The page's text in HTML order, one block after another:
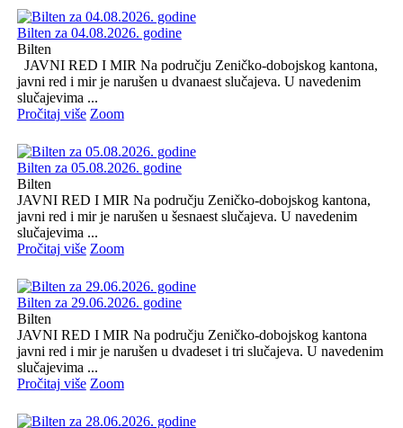
Bilten za 04.08.2026. godine
Bilten
JAVNI RED I MIR Na području Zeničko-dobojskog kantona,
javni red i mir je narušen u dvanaest slučajeva. U navedenim
slučajevima ...
Pročitaj više Zoom
Bilten za 05.08.2026. godine
Bilten
JAVNI RED I MIR Na području Zeničko-dobojskog kantona,
javni red i mir je narušen u šesnaest slučajeva. U navedenim
slučajevima ...
Pročitaj više Zoom
Bilten za 29.06.2026. godine
Bilten
JAVNI RED I MIR Na području Zeničko-dobojskog kantona
javni red i mir je narušen u dvadeset i tri slučajeva. U navedenim
slučajevima ...
Pročitaj više Zoom